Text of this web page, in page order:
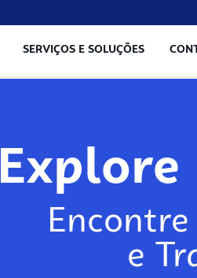
SERVIÇOS E SOLUÇÕES
Explore
e